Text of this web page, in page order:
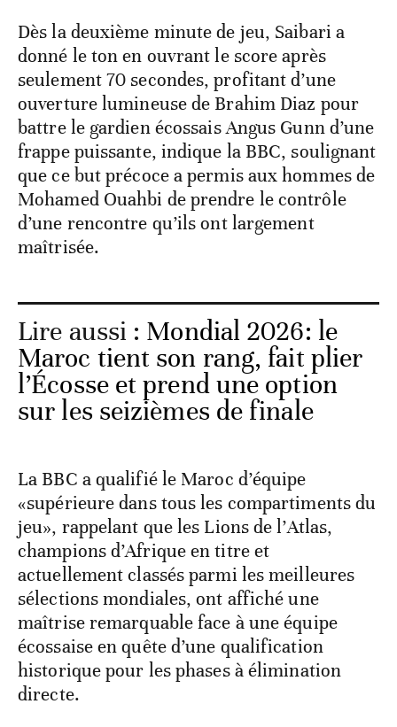
Dès la deuxième minute de jeu, Saibari a
donné le ton en ouvrant le score après
seulement 70 secondes, profitant d’une
ouverture lumineuse de Brahim Diaz pour
battre le gardien écossais Angus Gunn d’une
frappe puissante, indique la BBC, soulignant
que ce but précoce a permis aux hommes de
Mohamed Ouahbi de prendre le contrôle
d’une rencontre qu’ils ont largement
maîtrisée.
Lire aussi : Mondial 2026: le
Maroc tient son rang, fait plier
l’Écosse et prend une option
sur les seizièmes de finale
La BBC a qualifié le Maroc d’équipe
«supérieure dans tous les compartiments du
jeu», rappelant que les Lions de l’Atlas,
champions d’Afrique en titre et
actuellement classés parmi les meilleures
sélections mondiales, ont affiché une
maîtrise remarquable face à une équipe
écossaise en quête d’une qualification
historique pour les phases à élimination
directe.